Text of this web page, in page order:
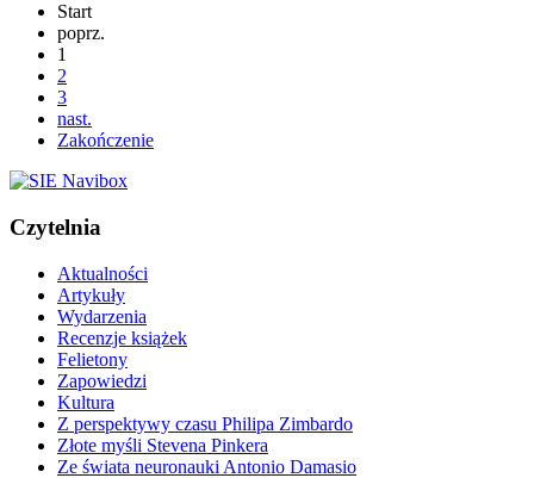
Start
poprz.
1
2
3
nast.
Zakończenie
Czytelnia
Aktualności
Artykuły
Wydarzenia
Recenzje książek
Felietony
Zapowiedzi
Kultura
Z perspektywy czasu Philipa Zimbardo
Złote myśli Stevena Pinkera
Ze świata neuronauki Antonio Damasio